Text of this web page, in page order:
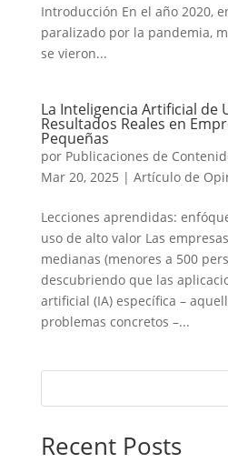
Introducción En el año 2020,
paralizado por la pandemia,
se vieron...
La Inteligencia Artificial de
Resultados Reales en
Pequeñas
por Publicaciones de
Mar 20, 2025 | Artículo de
Lecciones aprendidas:
uso de alto valor Las
medianas (menores a 500
descubriendo que las
artificial (IA) específica –
problemas concretos –...
Recent Posts